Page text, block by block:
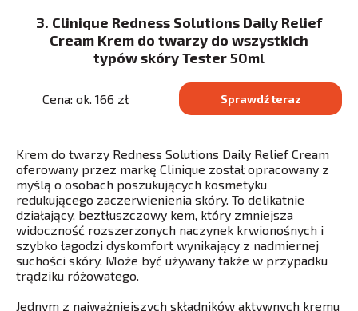
3. Clinique Redness Solutions Daily Relief
Cream Krem do twarzy do wszystkich
typów skóry Tester 50ml
Cena: ok. 166 zł Sprawdź teraz
Krem do twarzy Redness Solutions Daily Relief Cream
oferowany przez markę Clinique został opracowany z
myślą o osobach poszukujących kosmetyku
redukującego zaczerwienienia skóry. To delikatnie
działający, beztłuszczowy kem, który zmniejsza
widoczność rozszerzonych naczynek krwionośnych i
szybko łagodzi dyskomfort wynikający z nadmiernej
suchości skóry. Może być używany także w przypadku
trądziku różowatego.
Jednym z najważniejszych składników aktywnych kremu